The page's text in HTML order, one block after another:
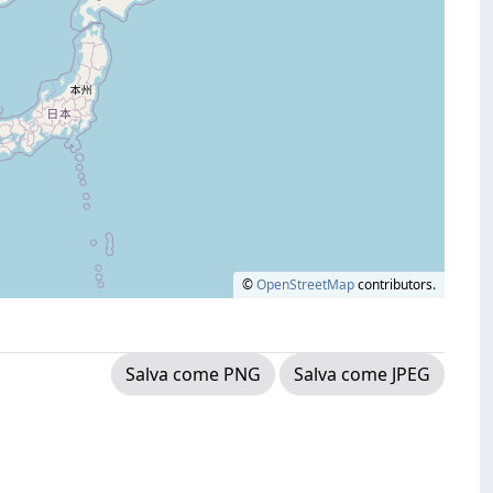
©OpenStreetMapcontributors.
Salva come PNG Salva come JPEG